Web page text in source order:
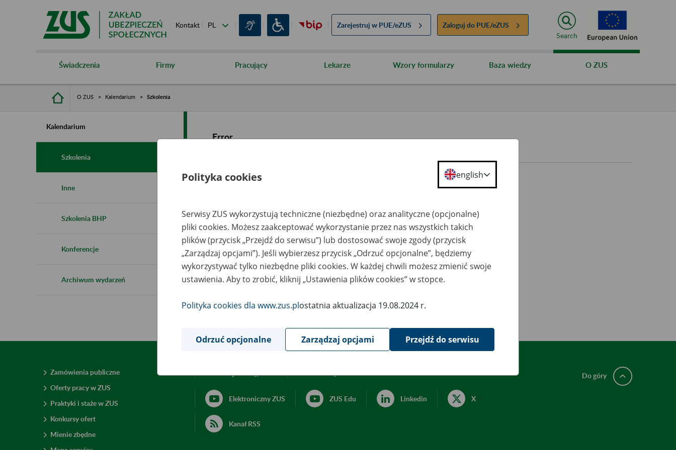
Kontakt Zarejestruj w PUE/eZUS Zaloguj do PUE/eZUS
Search
Świadczenia Firmy Pracujący Lekarze Wzory formularzy Baza wiedzy O ZUS
O ZUS Kalendarium Szkolenia
Kalendarium
Szkolenia
Inne
Szkolenia BHP
Konferencje
Archiwum wydarzeń
Error
Zamówienia publiczne
Oferty pracy w ZUS
Praktyki i staże w ZUS
Konkursy ofert
Mienie zbędne
Elektroniczny ZUS ZUS Edu Linkedin X
Kanał RSS
Do góry
Polityka cookies english
Serwisy ZUS wykorzystują techniczne (niezbędne) oraz analityczne (opcjonalne)
pliki cookies. Możesz zaakceptować wykorzystanie przez nas wszystkich takich
plików (przycisk „Przejdź do serwisu”) lub dostosować swoje zgody (przycisk
„Zarządzaj opcjami”). Jeśli wybierzesz przycisk „Odrzuć opcjonalne”, będziemy
wykorzystywać tylko niezbędne pliki cookies. W każdej chwili możesz zmienić swoje
ustawienia. Aby to zrobić, kliknij „Ustawienia plików cookies” w stopce.
Polityka cookies dla www.zus.plostatnia aktualizacja 19.08.2024 r.
Odrzuć opcjonalne Zarządzaj opcjami Przejdź do serwisu